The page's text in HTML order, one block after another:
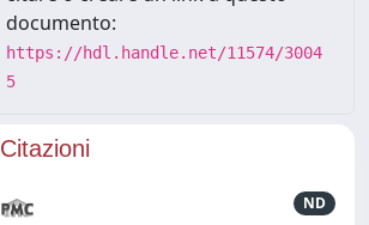
documento:
https://hdl.handle.net/11574/3004
5
Citazioni
ND